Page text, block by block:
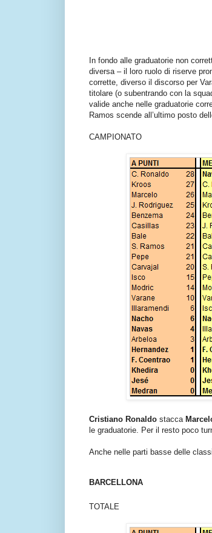
In fondo alle graduatorie non
diversa – il loro ruolo di riserve
corrette, diverso il discorso per
titolare (o subentrando con la
valide anche nelle graduatorie
Ramos scende all’ultimo posto
CAMPIONATO
Cristiano Ronaldo stacca
le graduatorie. Per il resto poco
Anche nelle parti basse delle
BARCELLONA
TOTALE